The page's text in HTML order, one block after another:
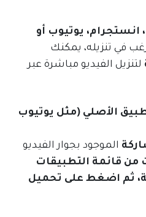
يوتيوب أو
في تنزيله، يمكنك
لتنزيل الفيديو مباشرة عبر
الأصلي (مثل يوتيوب
الموجود بجوار الفيديو
من قائمة التطبيقات
ثم اضغط على تحميل